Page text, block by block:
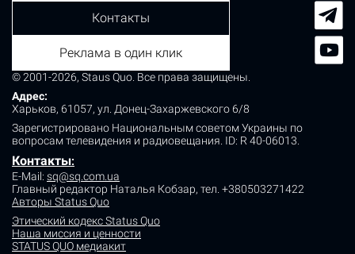
© 2001-2026, Staus Quo. Все права защищены.
Адрес:
Харьков, 61057, ул. Донец-Захаржевского 6/8
Зарегистрировано Национальным советом Украины по
вопросам телевидения и радиовещания. ID: R 40-06013.
Контакты:
E-Mail: sq@sq.com.ua
Главный редактор Наталья Кобзар, тел. +380503271422
Авторы Status Quo
Этический кодекс Status Quo
Наша миссия и ценности
STATUS QUO медиакит
Контакты
Реклама в один клик